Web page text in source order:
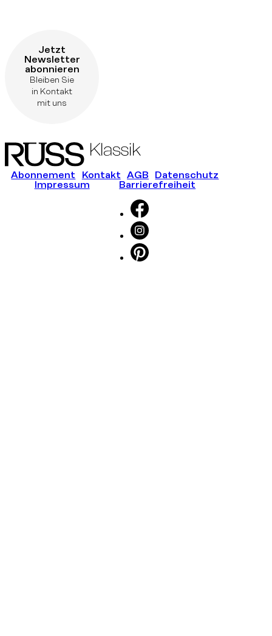
Jetzt
Newsletter
abonnieren
Bleiben Sie
in Kontakt
mit uns
Abonnement Kontakt AGB
Datenschutz
Impressum
Barrierefreiheit